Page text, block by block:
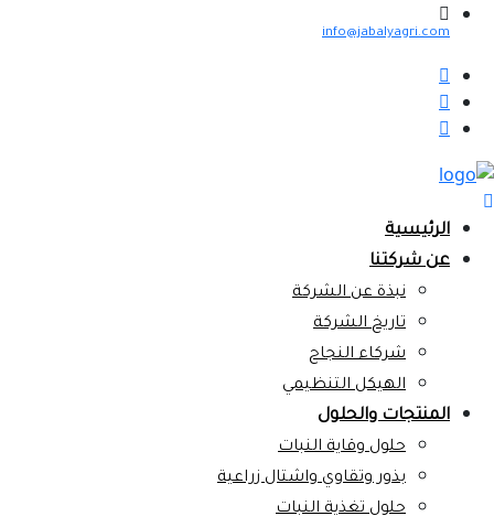
info@jabalyagri.com
الرئيسية
عن شركتنا
نبذة عن الشركة
تاريخ الشركة
شركاء النجاح
الهيكل التنظيمي
المنتجات والحلول
حلول وقاية النبات
بذور وتقاوي واشتال زراعية
حلول تغذية النبات